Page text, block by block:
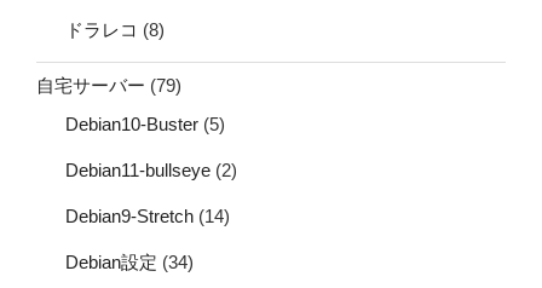
ドラレコ (8)
自宅サーバー (79)
Debian10-Buster (5)
Debian11-bullseye (2)
Debian9-Stretch (14)
Debian設定 (34)